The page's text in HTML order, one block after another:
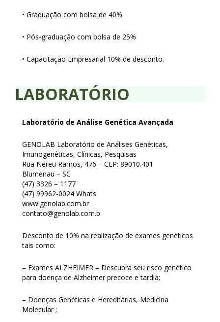
• Graduação com bolsa de 40%
• Pós-graduação com bolsa de 25%
• Capacitação Empresarial 10% de desconto.
LABORATÓRIO
Laboratório de Análise Genética Avançada
GENOLAB Laboratório de Análises Genéticas,
Imunogenéticas, Clínicas, Pesquisas
Rua Nereu Ramos, 476 – CEP: 89010.401
Blumenau – SC
(47) 3326 – 1177
(47) 99962-0024 Whats
www.genolab.com.br
contato@genolab.com.b
Desconto de 10% na realização de exames genéticos
tais como:
– Exames ALZHEIMER – Descubra seu risco genético
para doença de Alzheimer precoce e tardia;
– Doenças Genéticas e Hereditárias, Medicina
Molecular ;